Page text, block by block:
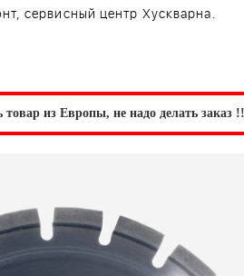
сервисный центр Хускварна.
из Европы, не надо делать заказ